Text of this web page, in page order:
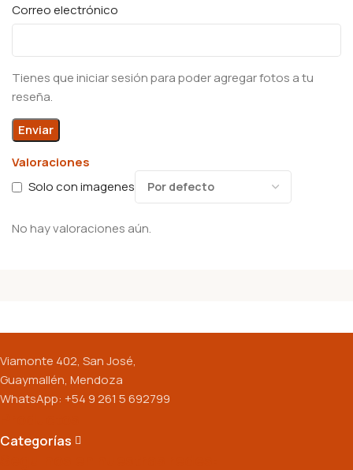
Valoraciones
Solo con imagenes
No hay valoraciones aún.
Correo electrónico
Tienes que iniciar sesión para poder agregar fotos a tu
reseña.
Viamonte 402, San José,
Guaymallén, Mendoza
WhatsApp: +54 9 261 5 692799
Categorías